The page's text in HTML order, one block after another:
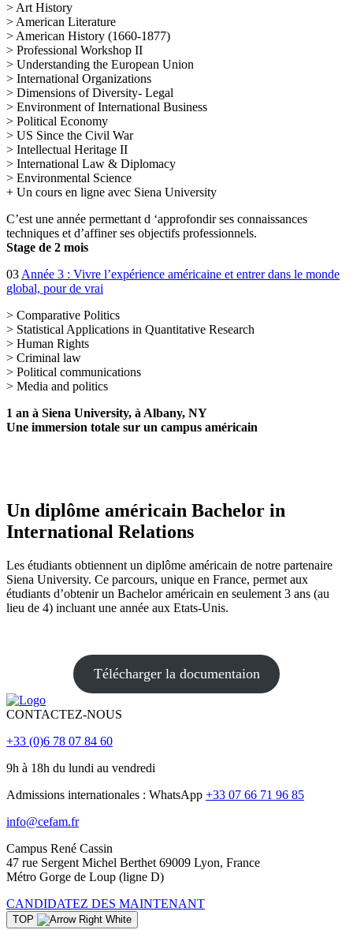
> Art History
> American Literature
> American History (1660-1877)
> Professional Workshop II
> Understanding the European Union
> International Organizations
> Dimensions of Diversity- Legal
> Environment of International Business
> Political Economy
> US Since the Civil War
> Intellectual Heritage II
> International Law & Diplomacy
> Environmental Science
+ Un cours en ligne avec Siena University
C’est une année permettant d ‘approfondir ses connaissances
techniques et d’affiner ses objectifs professionnels.
Stage de 2 mois
03 Année 3 : Vivre l’expérience américaine et entrer dans le monde
global, pour de vrai
> Comparative Politics
> Statistical Applications in Quantitative Research
> Human Rights
> Criminal law
> Political communications
> Media and politics
1 an à Siena University, à Albany, NY
Une immersion totale sur un campus américain
Un diplôme américain Bachelor in
International Relations
Les étudiants obtiennent un diplôme américain de notre partenaire
Siena University. Ce parcours, unique en France, permet aux
étudiants d’obtenir un Bachelor américain en seulement 3 ans (au
lieu de 4) incluant une année aux Etats-Unis.
Télécharger la documentaion
CONTACTEZ-NOUS
+33 (0)6 78 07 84 60
9h à 18h du lundi au vendredi
Admissions internationales : WhatsApp +33 07 66 71 96 85
info@cefam.fr
Campus René Cassin
47 rue Sergent Michel Berthet 69009 Lyon, France
Métro Gorge de Loup (ligne D)
CANDIDATEZ DES MAINTENANT
TOP